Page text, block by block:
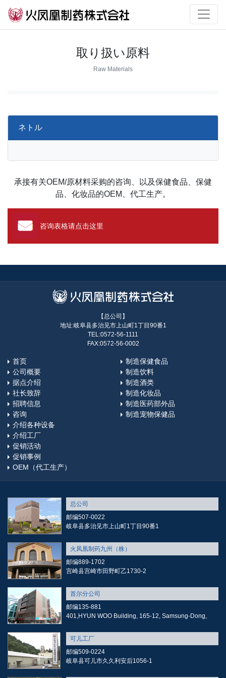
取り扱い原料
Raw Materials
ネトル
承接有关OEM/原材料采购的咨询、以及保健食品、保健
品、化妆品的OEM、代工生产。
咨询表格请点击这里
【总公司】
地址:岐阜县多治见市上山町1丁目90番1
TEL:0572-56-1111
FAX:0572-56-0002
首页
公司概要
据点介绍
社长致辞
招聘信息
咨询
制造保健食品
制造饮料
制造酒类
制造化妆品
制造医药部外品
制造宠物保健品
介绍各种设备
介绍工厂
促销活动
促销事例
OEM（代工生产）
总公司
邮编507-0022
岐阜县多治见市上山町1丁目90番1
火凤凰制药九州（株）
邮编889-1702
宫崎县宫崎市田野町乙1730-2
首尔分公司
邮编135-881
401,HYUN WOO Building, 165-12, Samsung-Dong,
可儿工厂
邮编509-0224
岐阜县可儿市久久利安后1056-1